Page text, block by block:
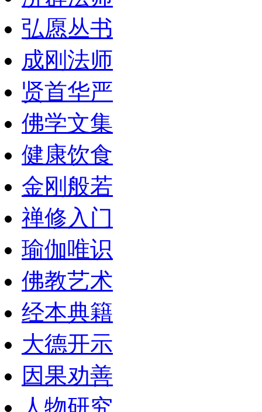
弘愿丛书
成刚法师
贤首华严
佛学文集
健康饮食
金刚般若
禅修入门
瑜伽唯识
佛教艺术
经本典籍
大德开示
因果劝善